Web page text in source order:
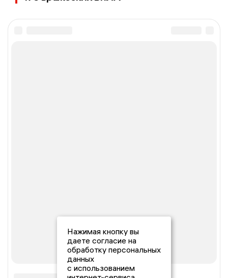
Нажимая кнопку вы
даете согласие на
обработку персональных
данных
с использованием